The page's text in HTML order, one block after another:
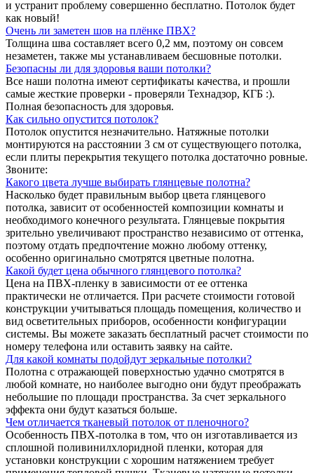
и устранит проблему совершенно бесплатно. Потолок будет
как новый!
Очень ли заметен шов на плёнке ПВХ?
Толщина шва составляет всего 0,2 мм, поэтому он совсем
незаметен, также мы устанавливаем бесшовные потолки.
Безопасны ли для здоровья ваши потолки?
Все наши полотна имеют сертификаты качества, и прошли
самые жесткие проверки - проверяли Технадзор, КГБ :).
Полная безопасность для здоровья.
Как сильно опустится потолок?
Потолок опустится незначительно. Натяжные потолки
монтируются на расстоянии 3 см от существующего потолка,
если плиты перекрытия текущего потолка достаточно ровные.
Звоните:
Какого цвета лучше выбирать глянцевые полотна?
Насколько будет правильным выбор цвета глянцевого
потолка, зависит от особенностей композиции комнаты и
необходимого конечного результата. Глянцевые покрытия
зрительно увеличивают пространство независимо от оттенка,
поэтому отдать предпочтение можно любому оттенку,
особенно оригинально смотрятся цветные полотна.
Какой будет цена обычного глянцевого потолка?
Цена на ПВХ-пленку в зависимости от ее оттенка
практически не отличается. При расчете стоимости готовой
конструкции учитываться площадь помещения, количество и
вид осветительных приборов, особенности конфигурации
системы. Вы можете заказать бесплатный расчет стоимости по
номеру телефона или оставить заявку на сайте.
Для какой комнаты подойдут зеркальные потолки?
Полотна с отражающей поверхностью удачно смотрятся в
любой комнате, но наиболее выгодно они будут преображать
небольшие по площади пространства. За счет зеркального
эффекта они будут казаться больше.
Чем отличается тканевый потолок от пленочного?
Особенность ПВХ-потолка в том, что он изготавливается из
сплошной поливинилхлоридной пленки, которая для
установки конструкции с хорошим натяжением требует